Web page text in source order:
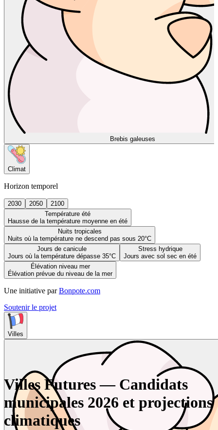
Brebis galeuses
Climat
Horizon temporel
2030 2050
2100
Température été
Hausse de la température moyenne en été
Nuits tropicales
Nuits où la température ne descend pas sous 20°C
Jours de canicule
Jours où la température dépasse 35°C
Stress hydrique
Jours avec sol sec en été
Élévation niveau mer
Élévation prévue du niveau de la mer
Une initiative par Bonpote.com
Soutenir le projet
Villes
Villes Futures — Candidats
municipales 2026 et projections
climatiques